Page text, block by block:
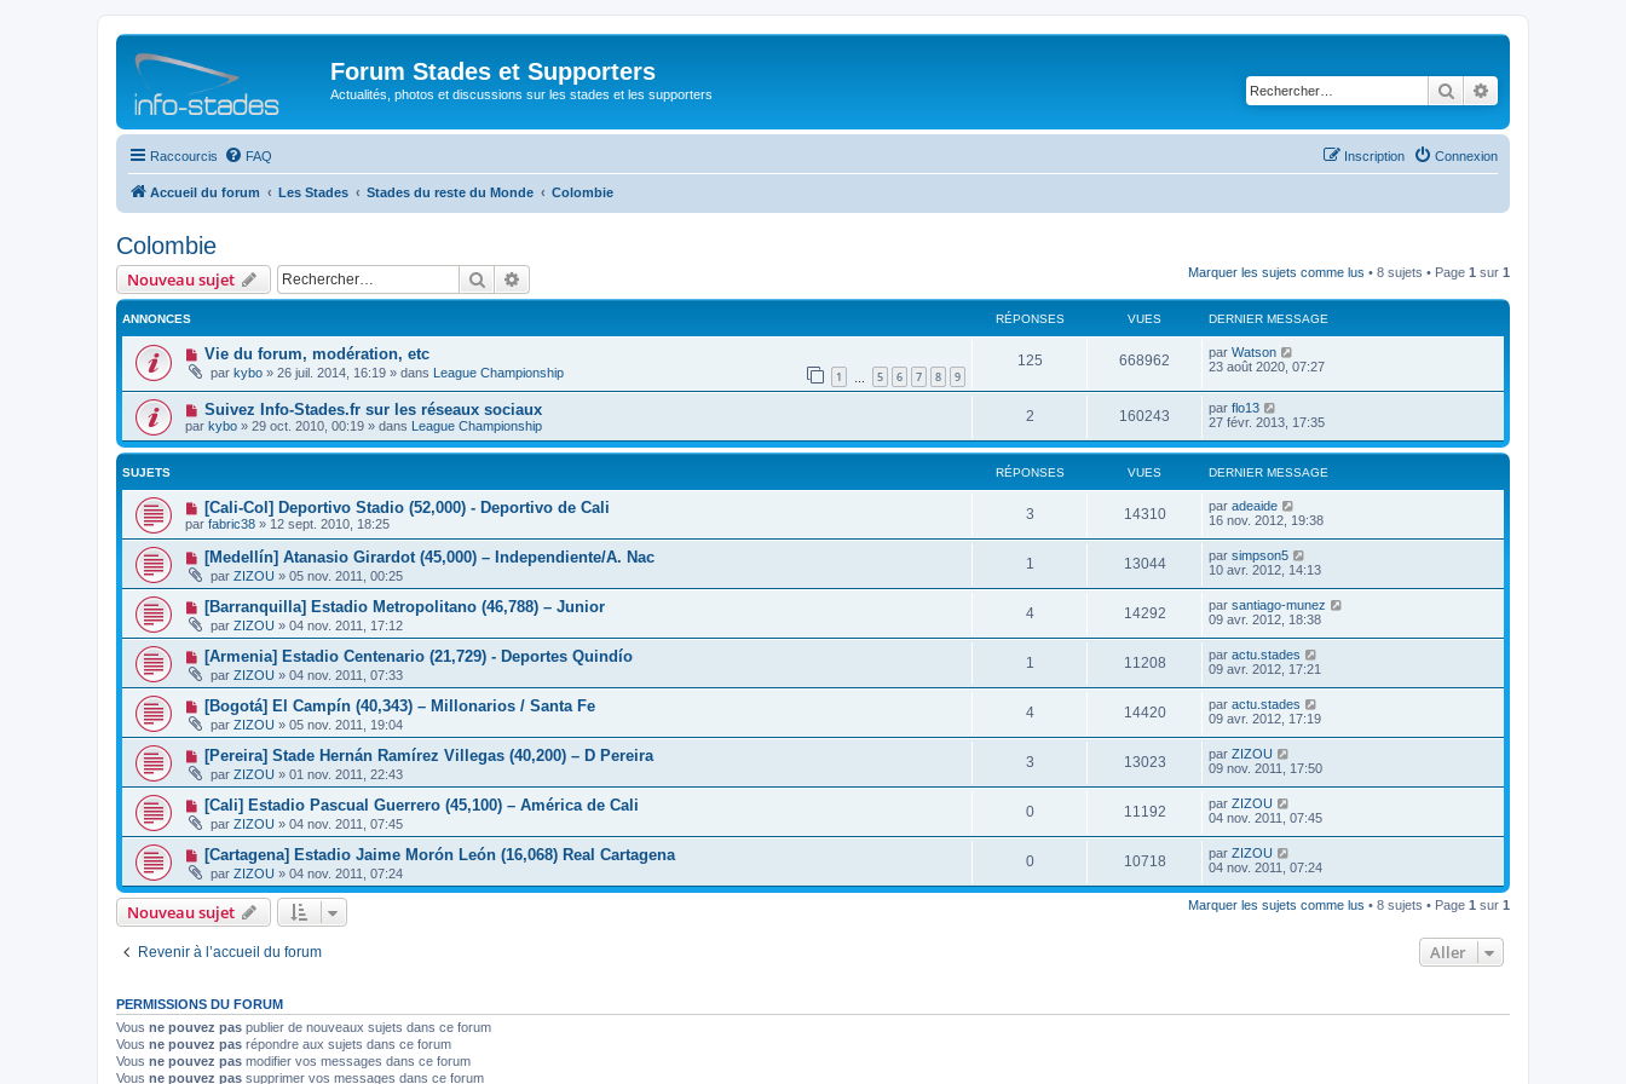
Forum Stades et Supporters
Actualités, photos et discussions sur les stades et les supporters Rechercher
Raccourcis FAQ Connexion
Inscription
Accueil du forum Les Stades Stades du reste du Monde Colombie
Colombie
Nouveau sujet Rechercher Marquer les sujets comme lus • 8 sujets • Page 1 sur 1
ANNONCES RÉPONSES VUES DERNIER MESSAGE
Vie du forum, modération, etc
par kybo » 26 juil. 2014, 16:19 » dans League Championship 1 5 6 7 8 9
125 668962 par Watson
23 août 2020, 07:27
Suivez Info-Stades.fr sur les réseaux sociaux
par kybo » 29 oct. 2010, 00:19 » dans League Championship
2 160243 par flo13
27 févr. 2013, 17:35
SUJETS RÉPONSES VUES DERNIER MESSAGE
[Cali-Col] Deportivo Stadio (52,000) - Deportivo de Cali
par fabric38 » 12 sept. 2010, 18:25
3 14310 par adeaide
16 nov. 2012, 19:38
[Medellín] Atanasio Girardot (45,000) – Independiente/A. Nac
par ZIZOU » 05 nov. 2011, 00:25
1 13044 par simpson5
10 avr. 2012, 14:13
[Barranquilla] Estadio Metropolitano (46,788) – Junior
par ZIZOU » 04 nov. 2011, 17:12
4 14292 par santiago-munez
09 avr. 2012, 18:38
[Armenia] Estadio Centenario (21,729) - Deportes Quindío
par ZIZOU » 04 nov. 2011, 07:33
1 11208 par actu.stades
09 avr. 2012, 17:21
[Bogotá] El Campín (40,343) – Millonarios / Santa Fe
par ZIZOU » 05 nov. 2011, 19:04
4 14420 par actu.stades
09 avr. 2012, 17:19
[Pereira] Stade Hernán Ramírez Villegas (40,200) – D Pereira
par ZIZOU » 01 nov. 2011, 22:43
3 13023 par ZIZOU
09 nov. 2011, 17:50
[Cali] Estadio Pascual Guerrero (45,100) – América de Cali
par ZIZOU » 04 nov. 2011, 07:45
0 11192 par ZIZOU
04 nov. 2011, 07:45
[Cartagena] Estadio Jaime Morón León (16,068) Real Cartagena
par ZIZOU » 04 nov. 2011, 07:24
0 10718 par ZIZOU
04 nov. 2011, 07:24
Nouveau sujet Marquer les sujets comme lus • 8 sujets • Page 1 sur 1
Revenir à l’accueil du forum Aller
PERMISSIONS DU FORUM
Vous ne pouvez pas publier de nouveaux sujets dans ce forum
Vous ne pouvez pas répondre aux sujets dans ce forum
Vous ne pouvez pas modifier vos messages dans ce forum
Vous ne pouvez pas supprimer vos messages dans ce forum